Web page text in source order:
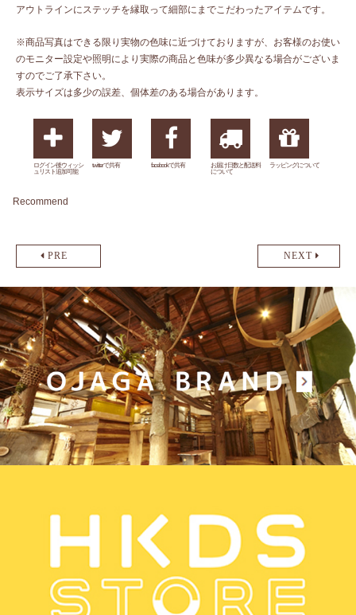
アウトラインにステッチを縁取って細部にまでこだわったアイテムです。
※商品写真はできる限り実物の色味に近づけておりますが、お客様のお使い
のモニター設定や照明により実際の商品と色味が多少異なる場合がございま
すのでご了承下さい。
表示サイズは多少の誤差、個体差のある場合があります。
ログイン後ウィッシ
ュリスト追加可能
twitterで共有 facebookで共有
お届け日数と配送料
について
ラッピングについて
Recommend